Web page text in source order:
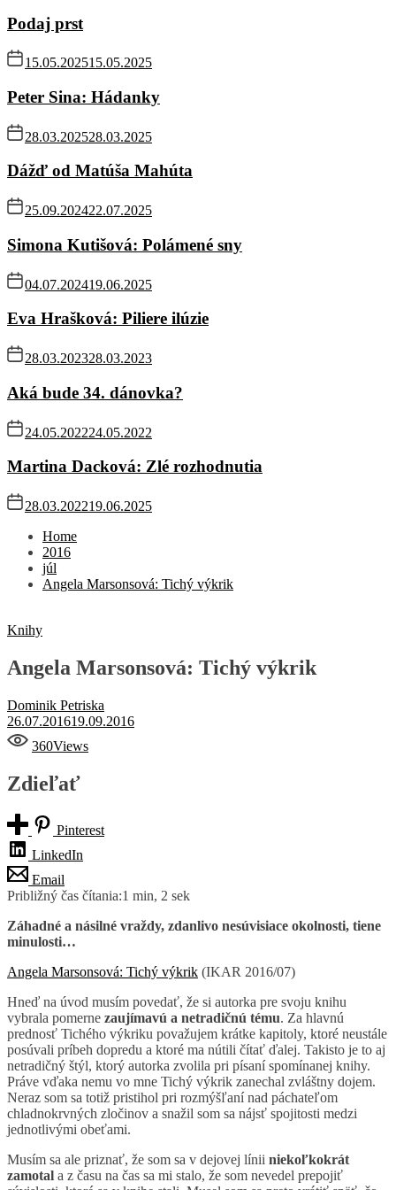
Podaj prst
15.05.202515.05.2025
Peter Sina: Hádanky
28.03.202528.03.2025
Dážď od Matúša Mahúta
25.09.202422.07.2025
Simona Kutišová: Polámené sny
04.07.202419.06.2025
Eva Hrašková: Piliere ilúzie
28.03.202328.03.2023
Aká bude 34. dánovka?
24.05.202224.05.2022
Martina Dacková: Zlé rozhodnutia
28.03.202219.06.2025
Home
2016
júl
Angela Marsonsová: Tichý výkrik
Knihy
Angela Marsonsová: Tichý výkrik
Dominik Petriska
26.07.201619.09.2016
360Views
Zdieľať
Pinterest
LinkedIn
Email
Približný čas čítania:1 min, 2 sek
Záhadné a násilné vraždy, zdanlivo nesúvisiace okolnosti, tiene
minulosti…
Angela Marsonsová: Tichý výkrik (IKAR 2016/07)
Hneď na úvod musím povedať, že si autorka pre svoju knihu
vybrala pomerne zaujímavú a netradičnú tému. Za hlavnú
prednosť Tichého výkriku považujem krátke kapitoly, ktoré neustále
posúvali príbeh dopredu a ktoré ma nútili čítať ďalej. Takisto je to aj
netradičný štýl, ktorý autorka zvolila pri písaní spomínanej knihy.
Práve vďaka nemu vo mne Tichý výkrik zanechal zvláštny dojem.
Neraz som sa totiž pristihol pri rozmýšľaní nad páchateľom
chladnokrvných zločinov a snažil som sa nájsť spojitosti medzi
jednotlivými obeťami.
Musím sa ale priznať, že som sa v dejovej línii niekoľkokrát
zamotal a z času na čas sa mi stalo, že som nevedel prepojiť